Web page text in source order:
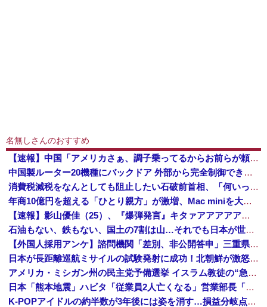
名無しさんのおすすめ
【速報】中国「アメリカさぁ、調子乗ってるからお前らが頼ってる軍用中国ドローン輸出禁止するわw」
中国製ルーター20機種にバックドア 外部から完全制御できる機能が仕込まれていた
消費税減税をなんとしても阻止したい石破前首相、「何いってんのこいつ」と有権者をドン引きさせるよな屁理屈を……
年商10億円を超える「ひとり親方」が激増、Mac miniを大量購入しAIを従業員代わりに
【速報】影山優佳（25）、『爆弾発言』キタァアアアアアーーーーー！！
石油もない、鉄もない、国土の7割は山…それでも日本が世界屈指の経済大国になれた「勤勉さ」以外の勝因！
【外国人採用アンケ】諮問機関「差別、非公開答申」三重県「差別に当たらず、公表する方針を決定した」
日本が長距離巡航ミサイルの試験発射に成功！北朝鮮が激怒「日本が戦争国家になろうとしている」「絶対に傍観しない、必ず後悔させる」
アメリカ・ミシガン州の民主党予備選挙 イスラム教徒の“急進左派”候補が勝利確実に⋯トランプ氏は批判
日本「熊本地震」ハビタ「従業員2人亡くなる」営業部長「イオンのスタッフに制止されなかった」日本「部長が連絡後の店員行動を証言（謎」イオン「再入館可能の事実ない」→
K-POPアイドルの約半数が3年後には姿を消す…損益分岐点突破は4％未満